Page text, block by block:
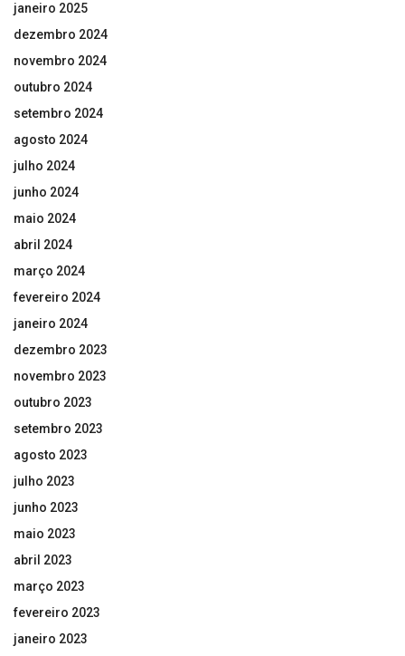
janeiro 2025
dezembro 2024
novembro 2024
outubro 2024
setembro 2024
agosto 2024
julho 2024
junho 2024
maio 2024
abril 2024
março 2024
fevereiro 2024
janeiro 2024
dezembro 2023
novembro 2023
outubro 2023
setembro 2023
agosto 2023
julho 2023
junho 2023
maio 2023
abril 2023
março 2023
fevereiro 2023
janeiro 2023